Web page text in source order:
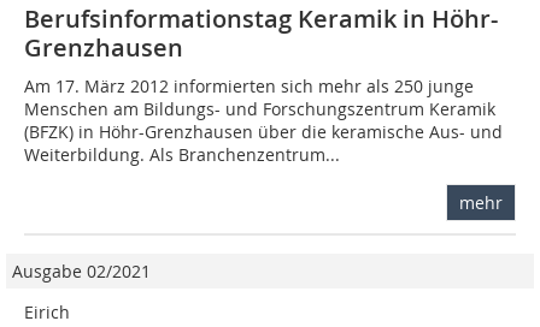
Berufsinformationstag Keramik in Höhr-
Grenzhausen
Am 17. März 2012 informierten sich mehr als 250 junge
Menschen am Bildungs- und Forschungszentrum Keramik
(BFZK) in Höhr-Grenzhausen über die keramische Aus- und
Weiterbildung. Als Branchenzentrum...
mehr
Ausgabe 02/2021
Eirich